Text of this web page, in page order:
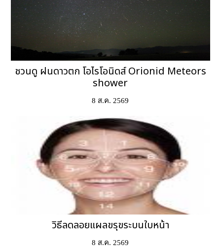
ชวนดู ฝนดาวตก โอไรโอนิดส์ Orionid Meteors
shower
8 ส.ค. 2569
วิธีลดลอยแผลขรุขระบนใบหน้า
8 ส.ค. 2569